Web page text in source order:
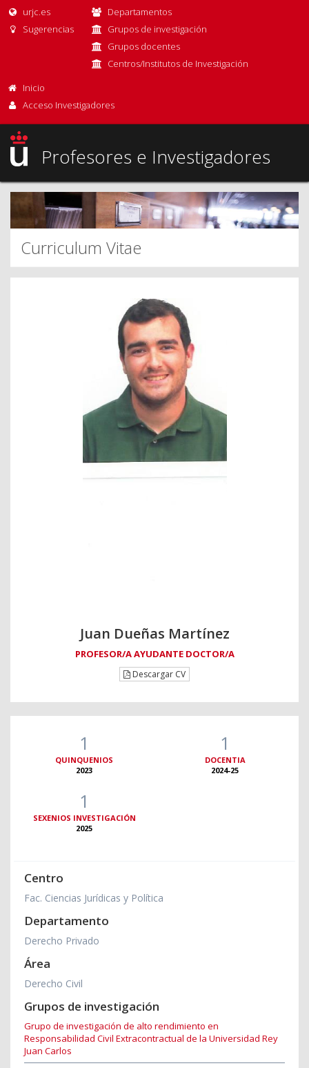
urjc.es
Sugerencias
Departamentos
Grupos de investigación
Grupos docentes
Centros/Institutos de Investigación
Inicio
Acceso Investigadores
Profesores e Investigadores
Curriculum Vitae
Juan Dueñas Martínez
PROFESOR/A AYUDANTE DOCTOR/A
Descargar CV
1
QUINQUENIOS
2023
1
DOCENTIA
2024-25
1
SEXENIOS INVESTIGACIÓN
2025
Centro
Fac. Ciencias Jurídicas y Política
Departamento
Derecho Privado
Área
Derecho Civil
Grupos de investigación
Grupo de investigación de alto rendimiento en
Responsabilidad Civil Extracontractual de la Universidad Rey
Juan Carlos